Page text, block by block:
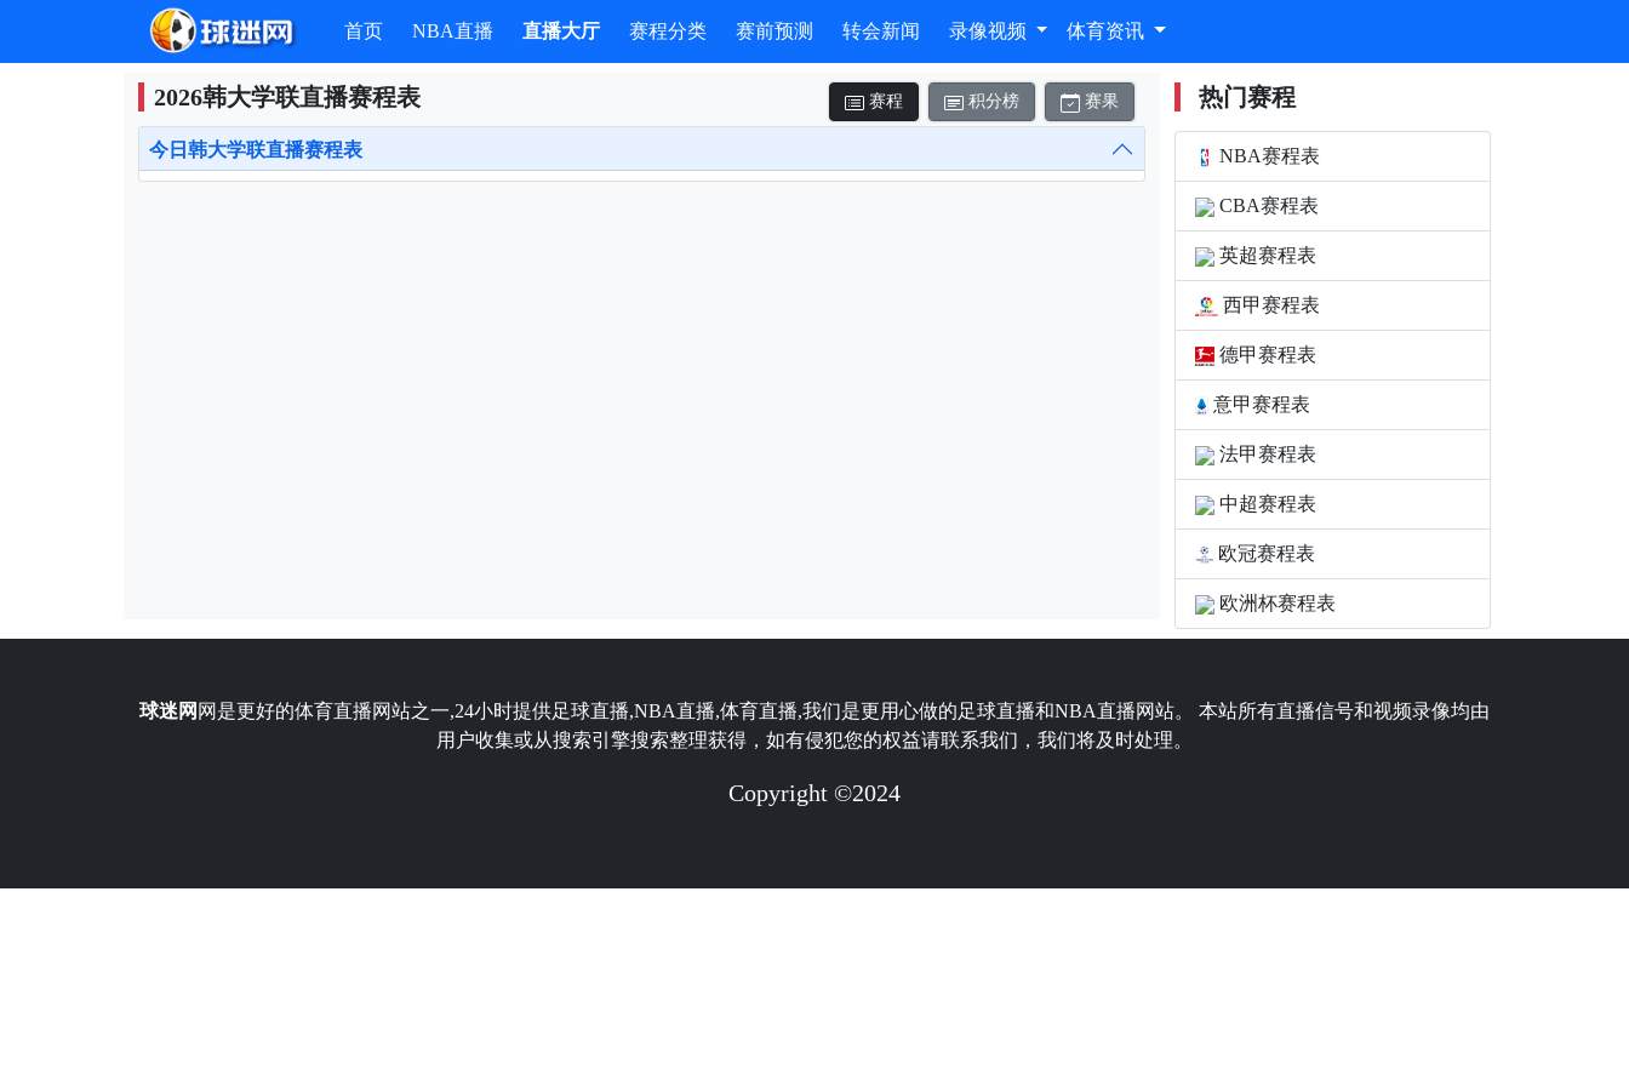
首页 NBA直播 直播大厅 赛程分类 赛前预测 转会新闻 录像视频 体育资讯
2026韩大学联直播赛程表 赛程 积分榜 赛果
今日韩大学联直播赛程表
热门赛程
NBA赛程表
CBA赛程表
英超赛程表
西甲赛程表
德甲赛程表
意甲赛程表
法甲赛程表
中超赛程表
欧冠赛程表
欧洲杯赛程表
球迷网 网是更好的体育直播网站之一,24小时提供足球直播,NBA直播,体育直播,我们是更用心做的足球直播和NBA直播网站。 本站所有直播信号和视频录像均由
用户收集或从搜索引擎搜索整理获得，如有侵犯您的权益请联系我们，我们将及时处理。
Copyright ©2024